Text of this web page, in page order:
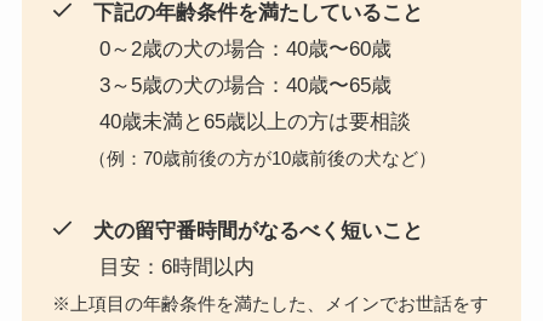
下記の年齢条件を満たしていること
0～2歳の犬の場合：40歳〜60歳
3～5歳の犬の場合：40歳〜65歳
40歳未満と65歳以上の方は要相談
（例：70歳前後の方が10歳前後の犬など）
犬の留守番時間がなるべく短いこと
目安：6時間以内
※上項目の年齢条件を満たした、メインでお世話をす